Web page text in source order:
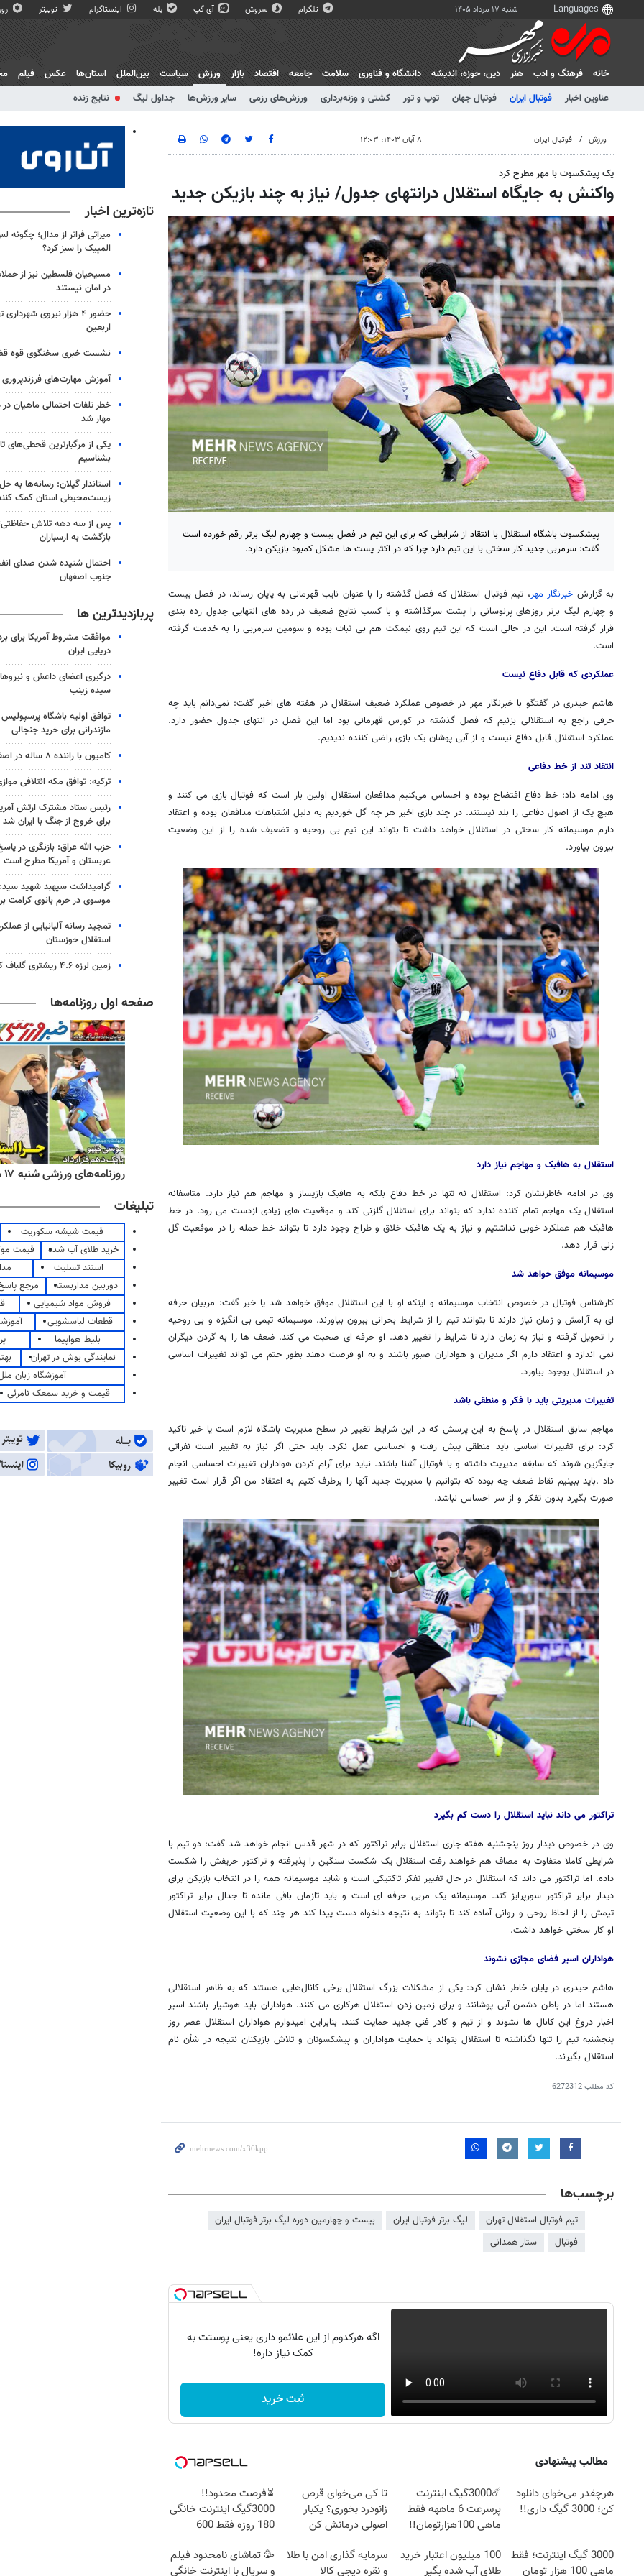
شنبه ۱۷ مرداد ۱۴۰۵ تلگرام سروش آی گپ بله اینستاگرام توییتر
خانه فرهنگ و ادب هنر دين، حوزه، انديشه دانشگاه و فناوری سلامت جامعه اقتصاد بازار
ورزش
عناوین اخبار
فوتبال ایران فوتبال جهان توپ و تور کشتی و وزنه‌برداری ورزش‌های رزمی سایر ورزش‌ها جداول لیگ نتایج زنده
سیاست بین‌الملل استان‌ها عکس فیلم
ورزش فوتبال ایران ۸ آبان ۱۴۰۳، ۱۲:۰۳
یک پیشکسوت با مهر مطرح کرد
واکنش به جایگاه استقلال درانتهای جدول/ نیاز به چند بازیکن جدید
پیشکسوت باشگاه استقلال با انتقاد از شرایطی که برای این تیم در فصل بیست و چهارم لیگ برتر رقم خورده است
گفت: سرمربی جدید کار سختی با این تیم دارد چرا که در اکثر پست ها مشکل کمبود بازیکن دارد.
به گزارش خبرنگار مهر، تیم فوتبال استقلال که فصل گذشته را با عنوان نایب قهرمانی به پایان رساند، در فصل بیست
و چهارم لیگ برتر روزهای پرنوسانی را پشت سرگذاشته و با کسب نتایج ضعیف در رده های انتهایی جدول رده بندی
قرار گرفته است. این در حالی است که این تیم روی نیمکت هم بی ثبات بوده و سومین سرمربی را به خدمت گرفته
است.
عملکردی که قابل دفاع نیست
هاشم حیدری در گفتگو با خبرنگار مهر در خصوص عملکرد ضعیف استقلال در هفته های اخیر گفت: نمی‌دانم باید چه
حرفی راجع به استقلالی بزنیم که فصل گذشته در کورس قهرمانی بود اما این فصل در انتهای جدول حضور دارد.
عملکرد استقلال قابل دفاع نیست و از آبی پوشان یک بازی راضی کننده ندیدیم.
انتقاد تند از خط دفاعی
وی ادامه داد: خط دفاع افتضاح بوده و احساس می‌کنیم مدافعان استقلال اولین بار است که فوتبال بازی می کنند و
هیچ یک از اصول دفاعی را بلد نیستند. در چند بازی اخیر هر چه گل خوردیم به دلیل اشتباهات مدافعان بوده و اعتقاد
دارم موسیمانه کار سختی در استقلال خواهد داشت تا بتواند این تیم بی روحیه و تضعیف شده را از این وضعیت
بیرون بیاورد.
استقلال به هافبک و مهاجم نیاز دارد
وی در ادامه خاطرنشان کرد: استقلال نه تنها در خط دفاع بلکه به هافبک بازیساز و مهاجم هم نیاز دارد. متاسفانه
استقلال یک مهاجم تمام کننده ندارد که بتواند برای استقلال گلزنی کند و موقعیت های زیادی ازدست می رود. در خط
هافبک هم عملکرد خوبی نداشتیم و نیاز به یک هافبک خلاق و طراح وجود دارد تا بتواند خط حمله را در موقعیت گل
زنی قرار دهد.
موسیمانه موفق خواهد شد
کارشناس فوتبال در خصوص انتخاب موسیمانه و اینکه او با این استقلال موفق خواهد شد یا خیر گفت: مربیان حرفه
ای به آرامش و زمان نیاز دارند تا بتوانند تیم را از شرایط بحرانی بیرون بیاورند. موسیمانه تیمی بی انگیزه و بی روحیه
را تحویل گرفته و نیاز به زمان دارد تا شرایط را تغییر دهد. او حرفه ای صحبت می کند. ضعف ها را به گردن دیگران
نمی اندازد و اعتقاد دارم اگر مدیران و هواداران صبور باشند و به او فرصت دهند بطور حتم می تواند تغییرات اساسی
در استقلال بوجود بیاورد.
تغییرات مدیریتی باید با فکر و منطقی باشد
مهاجم سابق استقلال در پاسخ به این پرسش که در این شرایط تغییر در سطح مدیریت باشگاه لازم است یا خیر تاکید
کرد: برای تغییرات اساسی باید منطقی پیش رفت و احساسی عمل نکرد. باید حتی اگر نیاز به تغییر است نفراتی
جایگزین شوند که سابقه مدیریت داشته و با فوتبال آشنا باشند. نباید برای آرام کردن هواداران تغییرات احساسی انجام
داد .باید ببینیم نقاط ضعف چه بوده که بتوانیم با مدیریت جدید آنها را برطرف کنیم به اعتقاد من اگر قرار است تغییر
صورت بگیرد بدون تفکر و از سر احساس نباشد.
تراکتور می داند نباید استقلال را دست کم بگیرد
وی در خصوص دیدار روز پنجشنبه هفته جاری استقلال برابر تراکتور که در شهر قدس انجام خواهد شد گفت: دو تیم با
شرایطی کاملا متفاوت به مصاف هم خواهند رفت استقلال یک شکست سنگین را پذیرفته و تراکتور حریفش را شکست
داده. اما تراکتور می داند که استقلال در حال تغییر تفکر تاکتیکی است و شاید موسیمانه همه را در انتخاب بازیکن برای
دیدار برابر تراکتور سورپرایز کند. موسیمانه یک مربی حرفه ای است و باید تازمان باقی مانده تا جدال برابر تراکتور
تیمش را از لحاظ روحی و روانی آماده کند تا بتواند به نتیجه دلخواه دست پیدا کند هر چند که با این وضعیت استقلال
او کار سختی خواهد داشت.
هواداران اسیر فضای مجازی نشوند
هاشم حیدری در پایان خاطر نشان کرد: یکی از مشکلات بزرگ استقلال برخی کانال‌هایی هستند که به ظاهر استقلالی
هستند اما در باطن دشمن آبی پوشانند و برای زمین زدن استقلال هرکاری می کنند. هواداران باید هوشیار باشند اسیر
اخبار دروغ این کانال ها نشوند و از تیم و کادر فنی جدید حمایت کنند. بنابراین امیدوارم هواداران استقلال عصر روز
پنجشنبه تیم را تنها نگذاشته تا استقلال بتواند با حمایت هواداران و پیشکسوتان و تلاش بازیکنان نتیجه در شأن نام
استقلال بگیرند.
کد مطلب6272312
برچسب‌ها
تیم فوتبال استقلال تهران لیگ برتر فوتبال ایران
بیست و چهارمین دوره لیگ برتر فوتبال ایران
فوتبال
ستار همدانی
اگه هرکدوم از این علائمو داری یعنی پوستت به
کمک نیاز داره!
ثبت خرید
مطالب پیشنهادی
هرچقدر می‌خوای دانلود
کن؛ 3000 گیگ داری!!
☄️3000گیگ اینترنت
پرسرعت 6 ماههه فقط
ماهی 100هزارتومان!!
تا کی می‌خوای قرص
زانودرد بخوری؟ یکبار
اصولی درمانش کن
⏳فرصت محدود!!
3000گیگ اینترنت خانگی
180 روزه فقط 600
3000 گیگ اینترنت؛ فقط
ماهی 100 هزار تومان
100 میلیون اعتبار خرید
طلای آب شده بگیر
سرمایه گذاری امن با طلا
و نقره دیجی کالا
🥳 تماشای نامحدود فیلم
و سریال با اینترنت خانگی
تازه‌ترین اخبار
میراثی فراتر از مدال؛
المپیک را سبز کرد؟
مسیحیان فلسطین نیز از
در امان نیستند
حضور ۴ هزار نیروی
اربعین
نشست خبری سخنگوی قوه
آموزش مهارت‌های فرزندپروری
خطر تلفات احتمالی ماهیان
مهار شد
یکی از مرگبارترین قحطی‌های
بشناسیم
استاندار گیلان: رسانه‌ها به
زیست‌محیطی استان کمک
پس از سه دهه تلاش حفاظتی؛
بازگشت به ارسباران
احتمال شنیده شدن صدای
جنوب اصفهان
پربازدیدترین ها
موافقت مشروط آمریکا برای
دریایی ایران
درگیری اعضای داعش و
سیده زینب
توافق اولیه باشگاه
مازندرانی برای خرید جنجالی
کامیون با راننده ۸ ساله در اصفهان توقیف شد
ترکیه: توافق مکه ائتلافی
رئیس ستاد مشترک ارتش
برای خروج از جنگ با ایران شد
حزب الله عراق: بازنگری در
عربستان و آمریکا مطرح است
گرامیداشت سپهبد شهید
موسوی در حرم بانوی کرامت
تمجید رسانه آلبانیایی از
استقلال خوزستان
زمین لرزه ۴.۶ ریشتری گلباف کرمان را لرزاند
صفحه اول روزنامه‌ها
روزنامه‌های صبح شنبه ۱۷ مرداد ۱۴۰۵ روزنامه‌های ورزشی شنبه ۱۷ مرداد ۱۴۰۵
تبلیغات
قیمت شیشه سکوریت
خرید طلای آب شده
قیمت
استند تسلیت
دوربین مداربسته
مرجع
فروش مواد شیمیایی
قطعات لباسشویی
بلیط هواپیما
نمایندگی بوش در تهران
آموزشگاه زبان
قیمت و خرید سمعک نامرئی